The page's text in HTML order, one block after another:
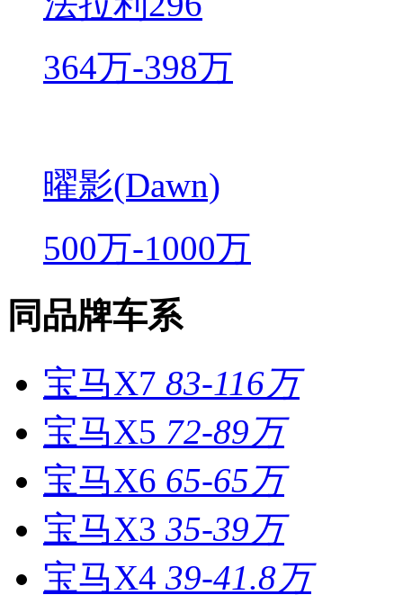
364万-398万
曜影(Dawn)
500万-1000万
同品牌车系
宝马X7 83-116万
宝马X5 72-89万
宝马X6 65-65万
宝马X3 35-39万
宝马X4 39-41.8万